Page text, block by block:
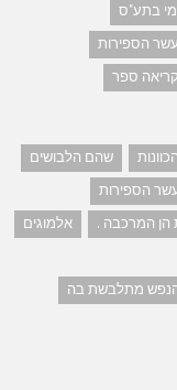
בתע"ס
הספירות
ספר
שהם הלבושים
הספירות
הן המרכבה .
אלמוגים
מתלבשת בה